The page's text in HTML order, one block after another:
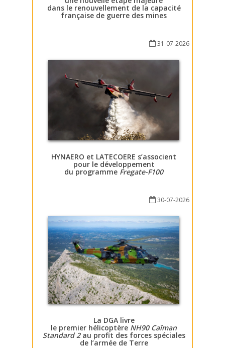
dans le renouvellement de la capacité
française de guerre des mines
31-07-2026
HYNAERO et LATECOERE s’associent
pour le développement
du programme Fregate-F100
30-07-2026
La DGA livre
le premier hélicoptère NH90 Caïman
Standard 2au profit des forces spéciales
de l’armée de Terre